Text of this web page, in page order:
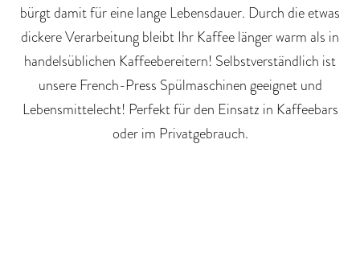
bürgt damit für eine lange Lebensdauer. Durch die etwas
dickere Verarbeitung bleibt Ihr Kaffee länger warm als in
handelsüblichen Kaffeebereitern! Selbstverständlich ist
unsere French-Press Spülmaschinen geeignet und
Lebensmittelecht! Perfekt für den Einsatz in Kaffeebars
oder im Privatgebrauch.